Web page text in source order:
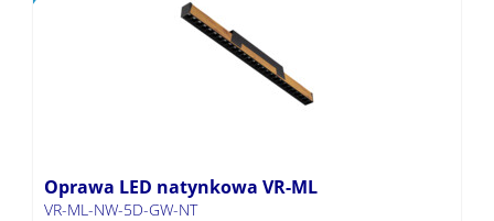
Oprawa LED natynkowa VR-ML
VR-ML-NW-5D-GW-NT